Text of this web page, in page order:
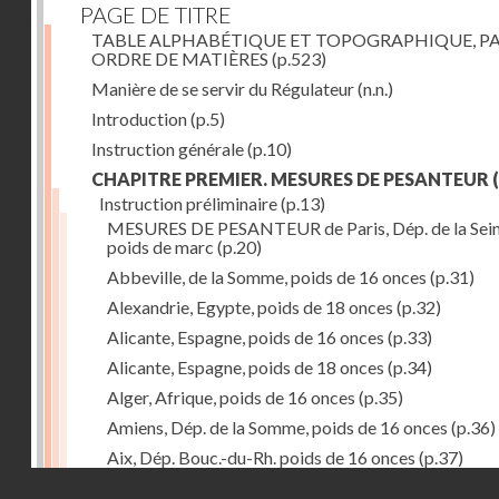
PAGE DE TITRE
TABLE ALPHABÉTIQUE ET TOPOGRAPHIQUE,
ORDRE DE MATIÈRES (p.523)
Manière de se servir du Régulateur(n.n.)
Introduction(p.5)
Instruction générale(p.10)
CHAPITRE PREMIER. MESURES DE PESANTEUR
Instruction préliminaire(p.13)
MESURES DE PESANTEUR de Paris, Dép. de la
poids de marc (p.20)
Abbeville, de la Somme, poids de 16 onces (p.31)
Alexandrie, Egypte, poids de 18 onces (p.32)
Alicante, Espagne, poids de 16 onces (p.33)
Alicante, Espagne, poids de 18 onces (p.34)
Alger, Afrique, poids de 16 onces (p.35)
Amiens, Dép. de la Somme, poids de 16 onces (p.36)
Aix, Dép. Bouc.-du-Rh. poids de 16 onces (p.37)